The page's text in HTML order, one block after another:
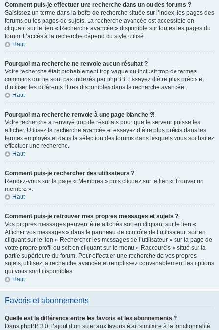
Comment puis-je effectuer une recherche dans un ou des forums ?
Saisissez un terme dans la boîte de recherche située sur l’index, les pages des
forums ou les pages de sujets. La recherche avancée est accessible en
cliquant sur le lien « Recherche avancée » disponible sur toutes les pages du
forum. L’accès à la recherche dépend du style utilisé.
Haut
Pourquoi ma recherche ne renvoie aucun résultat ?
Votre recherche était probablement trop vague ou incluait trop de termes
communs qui ne sont pas indexés par phpBB. Essayez d’être plus précis et
d’utiliser les différents filtres disponibles dans la recherche avancée.
Haut
Pourquoi ma recherche renvoie à une page blanche ?!
Votre recherche a renvoyé trop de résultats pour que le serveur puisse les
afficher. Utilisez la recherche avancée et essayez d’être plus précis dans les
termes employés et dans la sélection des forums dans lesquels vous souhaitez
effectuer une recherche.
Haut
Comment puis-je rechercher des utilisateurs ?
Rendez-vous sur la page « Membres » puis cliquez sur le lien « Trouver un
membre ».
Haut
Comment puis-je retrouver mes propres messages et sujets ?
Vos propres messages peuvent être affichés soit en cliquant sur le lien «
Afficher vos messages » dans le panneau de contrôle de l’utilisateur, soit en
cliquant sur le lien « Rechercher les messages de l’utilisateur » sur la page de
votre propre profil ou soit en cliquant sur le menu « Raccourcis » situé sur la
partie supérieure du forum. Pour effectuer une recherche de vos propres
sujets, utilisez la recherche avancée et remplissez convenablement les options
qui vous sont disponibles.
Haut
Favoris et abonnements
Quelle est la différence entre les favoris et les abonnements ?
Dans phpBB 3.0, l’ajout d’un sujet aux favoris était similaire à la fonctionnalité